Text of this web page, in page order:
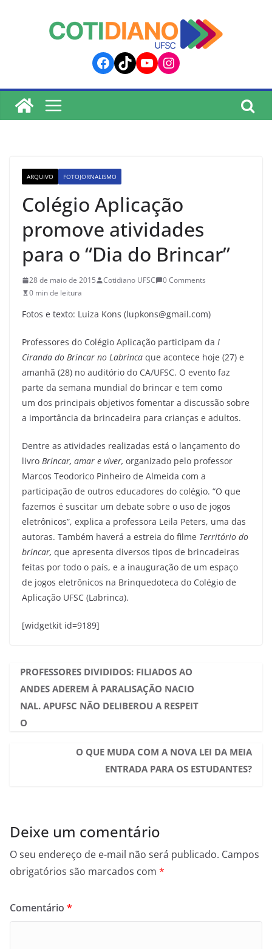
Facebook
TikTokYouTube
Instagram
ARQUIVO FOTOJORNALISMO
Colégio Aplicação
promove atividades
para o “Dia do Brincar”
28 de maio de 2015 Cotidiano UFSC
0 Comments
0 min de leitura
Fotos e texto: Luiza Kons (lupkons@gmail.com)
Professores do Colégio Aplicação participam da I
Ciranda do Brincar no Labrinca que acontece hoje (27) e
amanhã (28) no auditório do CA/UFSC. O evento faz
parte da semana mundial do brincar e tem como
um dos principais objetivos fomentar a discussão sobre
a importância da brincadeira para crianças e adultos.
Dentre as atividades realizadas está o lançamento do
livro Brincar, amar e viver, organizado pelo professor
Marcos Teodorico Pinheiro de Almeida com a
participação de outros educadores do colégio. “O que
fazemos é suscitar um debate sobre o uso de jogos
eletrônicos”, explica a professora Leila Peters, uma das
autoras. Também haverá a estreia do filme Território do
brincar, que apresenta diversos tipos de brincadeiras
feitas por todo o país, e a inauguração de um espaço
de jogos eletrônicos na Brinquedoteca do Colégio de
Aplicação UFSC (Labrinca).
[widgetkit id=9189]
PROFESSORES DIVIDIDOS: FILIADOS AO
ANDES ADEREM À PARALISAÇÃO NACIO
NAL. APUFSC NÃO DELIBEROU A RESPEIT
O
O QUE MUDA COM A NOVA LEI DA MEIA
ENTRADA PARA OS ESTUDANTES?
Deixe um comentário
O seu endereço de e-mail não será publicado. Campos
obrigatórios são marcados com *
Comentário *